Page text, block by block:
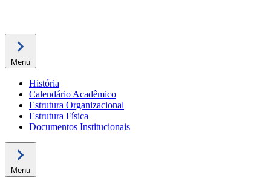
Menu
História
Calendário Acadêmico
Estrutura Organizacional
Estrutura Física
Documentos Institucionais
Menu